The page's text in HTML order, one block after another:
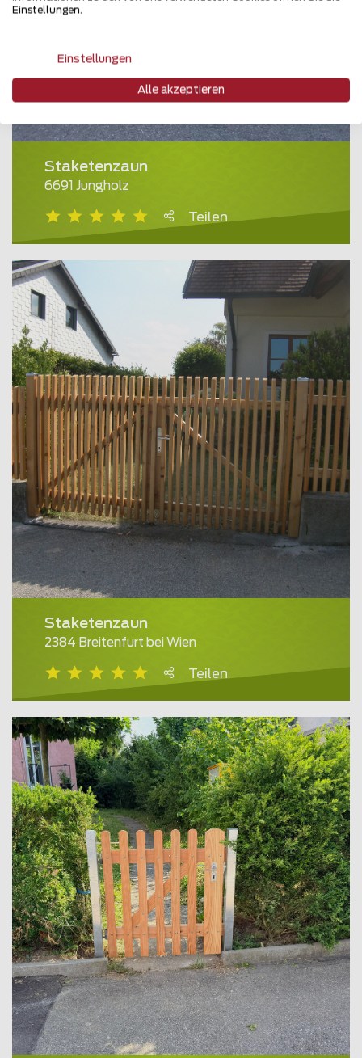
Staketenzaun
6691 Jungholz
Teilen
Staketenzaun
2384 Breitenfurt bei Wien
Teilen
Einstellungen.
Einstellungen
Alle akzeptieren